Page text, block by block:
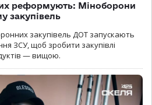
реформують: Міноборони
закупівель
закупівель ДОТ запускають
ЗСУ, щоб зробити закупівлі
— вищою.